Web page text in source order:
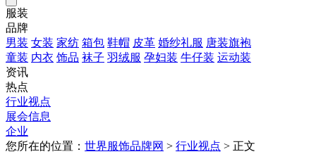
服装
品牌
男装 女装 家纺 箱包 鞋帽 皮革 婚纱礼服 唐装旗袍
童装 内衣 饰品 袜子 羽绒服 孕妇装 牛仔装 运动装
资讯
热点
行业视点
展会信息
企业
您所在的位置： 世界服饰品牌网 > 行业视点 > 正文